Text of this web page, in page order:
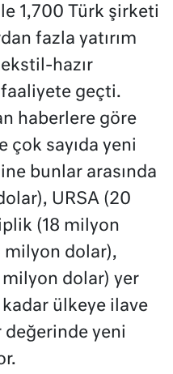
1,700 Türk şirketi
fazla yatırım
hazır
geçti.
haberlere göre
çok sayıda yeni
bunlar arasında
URSA (20
(18 milyon
milyon dolar),
dolar) yer
kadar ülkeye ilave
yeni